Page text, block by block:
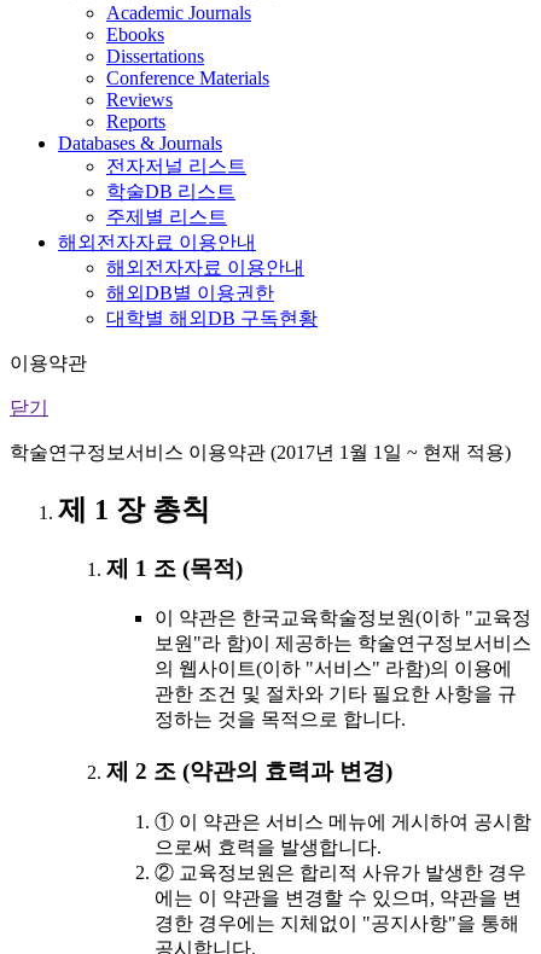
Academic Journals
Ebooks
Dissertations
Conference Materials
Reviews
Reports
Databases & Journals
전자저널 리스트
학술DB 리스트
주제별 리스트
해외전자자료 이용안내
해외전자자료 이용안내
해외DB별 이용권한
대학별 해외DB 구독현황
이용약관
닫기
학술연구정보서비스 이용약관 (2017년 1월 1일 ~ 현재 적용)
제 1 장 총칙
제 1 조 (목적)
이 약관은 한국교육학술정보원(이하 "교육정
보원"라 함)이 제공하는 학술연구정보서비스
의 웹사이트(이하 "서비스" 라함)의 이용에
관한 조건 및 절차와 기타 필요한 사항을 규
정하는 것을 목적으로 합니다.
제 2 조 (약관의 효력과 변경)
① 이 약관은 서비스 메뉴에 게시하여 공시함
으로써 효력을 발생합니다.
② 교육정보원은 합리적 사유가 발생한 경우
에는 이 약관을 변경할 수 있으며, 약관을 변
경한 경우에는 지체없이 "공지사항"을 통해
공시합니다.